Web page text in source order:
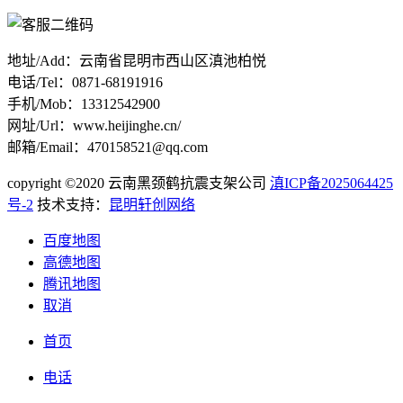
地址/Add：云南省昆明市西山区滇池柏悦
电话/Tel：0871-68191916
手机/Mob：13312542900
网址/Url：www.heijinghe.cn/
邮箱/Email：470158521@qq.com
copyright ©2020 云南黑颈鹤抗震支架公司 滇ICP备2025064425
号-2 技术支持： 昆明轩创网络
百度地图
高德地图
腾讯地图
取消
首页
电话